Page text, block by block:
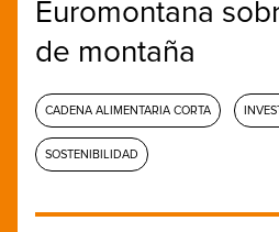
Euromontana
de montaña
CADENA ALIMENTARIA CORTA
SOSTENIBILIDAD